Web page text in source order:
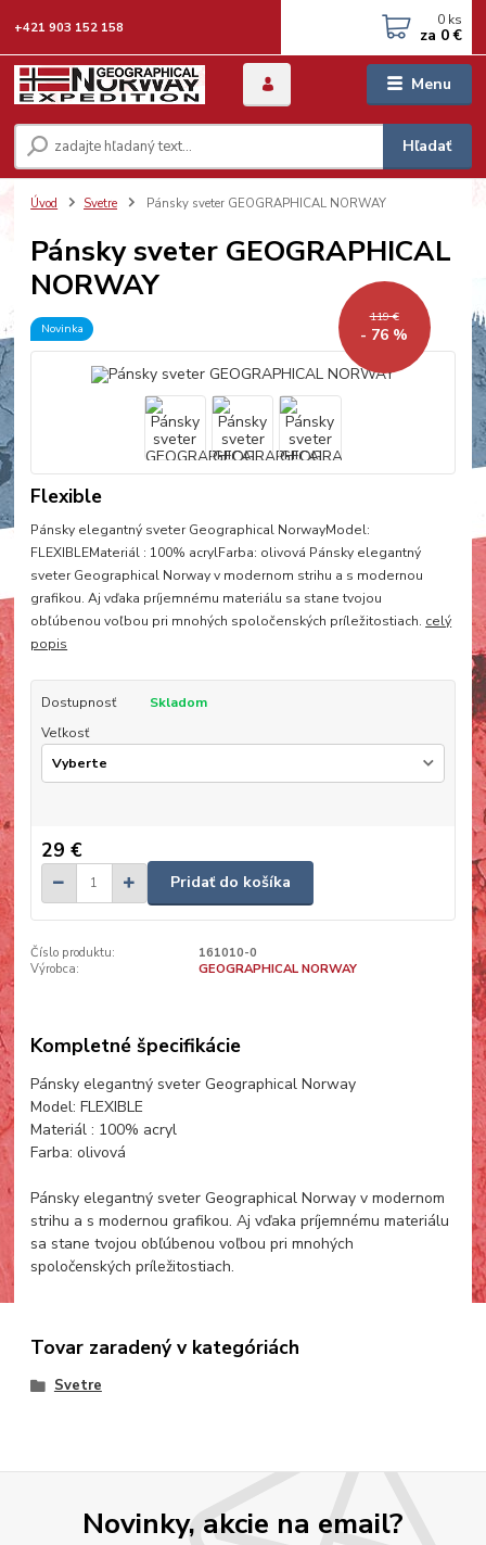
Menu
Hľadať
+421 903 152 158 0 ks
za 0 €
Úvod Svetre Pánsky sveter GEOGRAPHICAL NORWAY
Pánsky sveter GEOGRAPHICAL
NORWAY
Novinka
119 €
- 76 %
Flexible
Pánsky elegantný sveter Geographical NorwayModel:
FLEXIBLEMateriál : 100% acrylFarba: olivová Pánsky elegantný
sveter Geographical Norway v modernom strihu a s modernou
grafikou. Aj vďaka príjemnému materiálu sa stane tvojou
obľúbenou voľbou pri mnohých spoločenských príležitostiach. celý
popis
Dostupnosť
Skladom
Veľkosť
29 €
Pridať do košíka
Číslo produktu:
161010-0
Výrobca:
GEOGRAPHICAL NORWAY
Kompletné špecifikácie
Pánsky elegantný sveter Geographical Norway
Model: FLEXIBLE
Materiál : 100% acryl
Farba: olivová
Pánsky elegantný sveter Geographical Norway v modernom
strihu a s modernou grafikou. Aj vďaka príjemnému materiálu
sa stane tvojou obľúbenou voľbou pri mnohých
spoločenských príležitostiach.
Tovar zaradený v kategóriách
Svetre
Novinky, akcie na email?